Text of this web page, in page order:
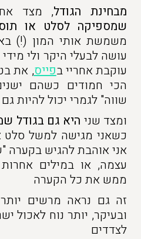
מבחינת הגודל, מצד
שמספיקה לסלט או
משמשת אותי המון (!)
עושה לבעלי היקר ולי
עוקבת אחריי בפייס, את
הכי חמודים כשהם
שווה" לגמרי יכול להיות
ומצד שני היא גם בגודל
כשאני מגישה למשל סלט
אני אוהבת להגיש בקערה
עצמה, או במילים
ממש את כל הקערה
זה גם נראה מרשים
ובעיקר, יותר נוח לאכול
לצדדים